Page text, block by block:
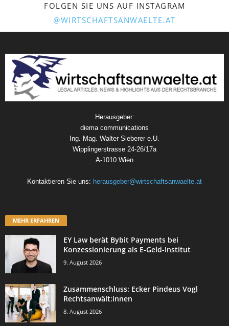
FOLGEN SIE UNS AUF INSTAGRAM
@WIRTSCHAFTSANWAELTE.AT
Herausgeber:
diema communications
Ing. Mag. Walter Sieberer e.U.
Wipplingerstrasse 24-26/17a
A-1010 Wien
Kontaktieren Sie uns: herausgeber@wirtschaftsanwaelte.at
MEHR ERFAHREN
EY Law berät Bybit Payments bei
Konzessionierung als E-Geld-Institut
9. August 2026
Zusammenschluss: Ecker Pindeus Vogl
Rechtsanwält:innen
8. August 2026